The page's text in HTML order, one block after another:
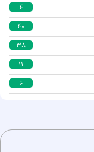
4
40
38
11
6